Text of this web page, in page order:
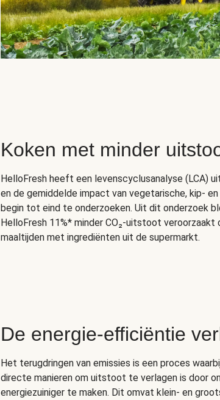
Koken met minder
HelloFresh heeft een levenscyclusanalyse (LCA)
en de gemiddelde impact van vegetarische, kip-
begin tot eind te onderzoeken. Uit dit onderzoek
HelloFresh 11%* minder CO₂-uitstoot
maaltijden met ingrediënten uit de supermarkt.
De energie-efficiëntie
Het terugdringen van emissies is een proces
directe manieren om uitstoot te verlagen is door
energiezuiniger te maken. Dit omvat klein- en